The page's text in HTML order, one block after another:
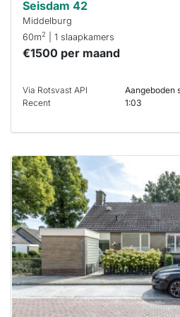
Seisdam 42
Middelburg
60m2 | 1 slaapkamers
€1500 per maand
Via Rotsvast API
Recent
Aangeboden
1:03
Deze woning
is
waarschijnlijk
al verhuurd
Om kans te
maken moet je
binnen 15
minuten
reageren.
Stekkies helpt
je hierbij!